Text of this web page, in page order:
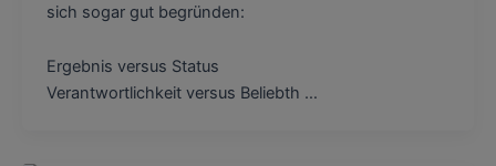
sich sogar gut begründen:
Ergebnis versus Status
Verantwortlichkeit versus Beliebth …